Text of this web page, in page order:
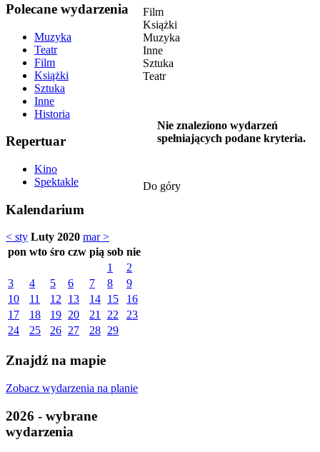
Polecane wydarzenia
Muzyka
Teatr
Film
Książki
Sztuka
Inne
Historia
Repertuar
Kino
Spektakle
Kalendarium
< sty Luty 2020 mar >
pon wto śro czw pią sob nie
1
2
3
4 5 6 7 8
9
10
11 12 13 14 15
16
17
18 19 20 21 22
23
24
25 26 27 28 29
Znajdź na mapie
Zobacz wydarzenia na planie
2026 - wybrane
wydarzenia
Film
Książki
Muzyka
Inne
Sztuka
Teatr
Nie znaleziono wydarzeń
spełniających podane kryteria.
Do góry